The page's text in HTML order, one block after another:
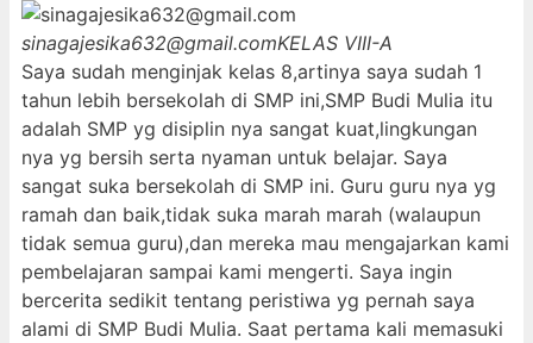
sinagajesika632@gmail.comKELAS VIII-A
Saya sudah menginjak kelas 8,artinya saya sudah 1
tahun lebih bersekolah di SMP ini,SMP Budi Mulia itu
adalah SMP yg disiplin nya sangat kuat,lingkungan
nya yg bersih serta nyaman untuk belajar. Saya
sangat suka bersekolah di SMP ini. Guru guru nya yg
ramah dan baik,tidak suka marah marah (walaupun
tidak semua guru),dan mereka mau mengajarkan kami
pembelajaran sampai kami mengerti. Saya ingin
bercerita sedikit tentang peristiwa yg pernah saya
alami di SMP Budi Mulia. Saat pertama kali memasuki